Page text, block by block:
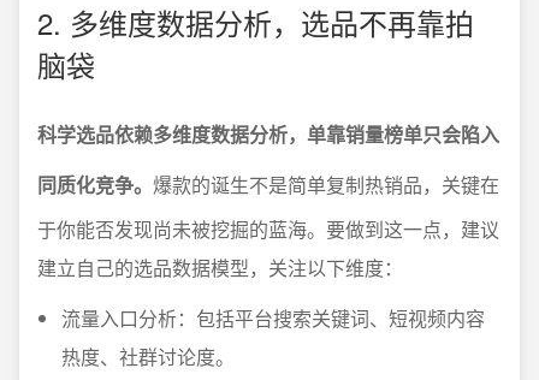
2. 多维度数据分析，选品不再靠拍
脑袋
科学选品依赖多维度数据分析，单靠销量榜单只会陷入
同质化竞争。 爆款的诞生不是简单复制热销品，关键在
于你能否发现尚未被挖掘的蓝海。要做到这一点，建议
建立自己的选品数据模型，关注以下维度：
流量入口分析：包括平台搜索关键词、短视频内容
热度、社群讨论度。